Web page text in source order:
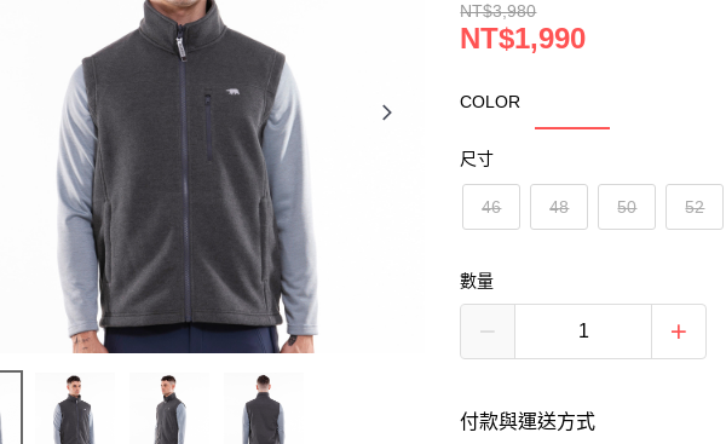
NT$3,980
NT$1,990
COLOR
尺寸
46 48 50 52
數量
付款與運送方式